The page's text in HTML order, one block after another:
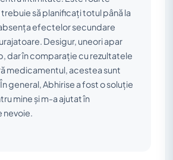
să planificați totul până la
efectelor secundare
Desigur, uneori apar
dar în comparație cu rezultatele
medicamentul, acestea sunt
general, Abhirise a fost o soluție
mine și m-a ajutat în
nevoie.